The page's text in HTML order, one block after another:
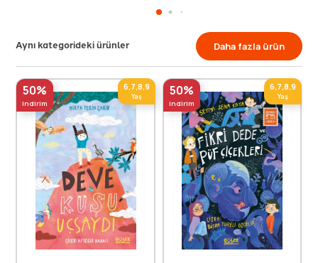
Aynı kategorideki ürünler Daha fazla ürün
50%
indirim
6,7,8,9
Yaş 50%
indirim
6,7,8,9
Yaş